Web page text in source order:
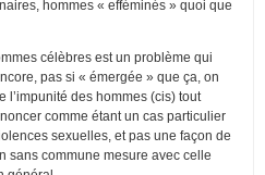
hommes « efféminés » quoi que
célèbres est un problème qui
pas si « émergée » que ça, on
l’impunité des hommes (cis) tout
comme étant un cas particulier
sexuelles, et pas une façon de
sans commune mesure avec celle